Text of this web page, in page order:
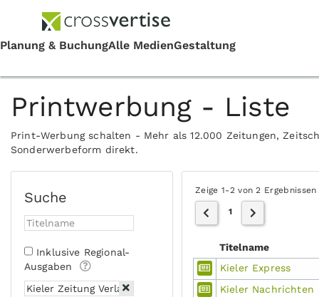
Printwerbung - Liste
Print-Werbung schalten - Mehr als 12.000 Zeitungen,
Sonderwerbeform direkt.
Suche
Inklusive Regional-
Ausgaben
Zeige 1-2 von 2 Ergebnissen
1
Titelname
Kieler Express
Kieler Nachrichten